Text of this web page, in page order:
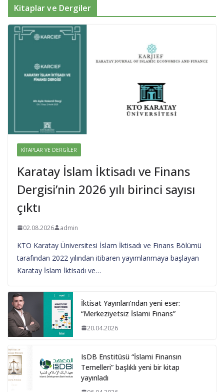
Kitaplar ve Dergiler
KITAPLAR VE DERGILER
Karatay İslam İktisadı ve Finans
Dergisi’nin 2026 yılı birinci sayısı
çıktı
02.08.2026 admin
KTO Karatay Üniversitesi İslam İktisadı ve Finans Bölümü
tarafından 2022 yılından itibaren yayımlanmaya başlayan
Karatay İslam İktisadı ve…
İktisat Yayınları’ndan yeni eser:
“Merkeziyetsiz İslami Finans”
20.04.2026
IsDB Enstitüsü “İslami Finansın
Temelleri” başlıklı yeni bir kitap
yayınladı